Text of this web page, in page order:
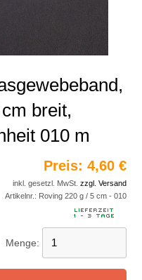
breit,
010 m
Preis: 4,60 €
inkl. gesetzl. MwSt. zzgl. Versand
Artikelnr.: Roving 220 g / 5 cm - 010
Menge: